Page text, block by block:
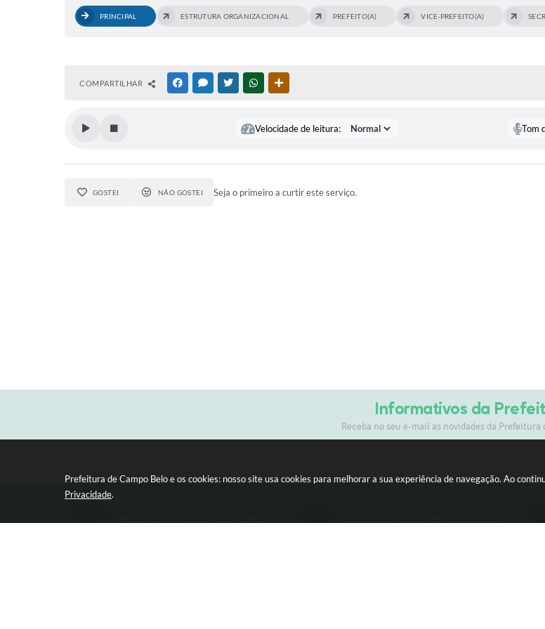
Prefeitura de Campo Belo e os cookies: nosso site usa cookies para melhorar a sua experiência de navegação. Ao
Privacidade.
PRINCIPAL ESTRUTURA ORGANIZACIONAL PREFEITO(A) VICE-PREFEITO(A)
COMPARTILHAR FACEBOOKMESSENGER
TWITTERWHATSAPP
Velocidade de leitura: Tom
GOSTEI NÃO GOSTEI Seja o primeiro a curtir este serviço.
Informativos da
Receba no seu e-mail as novidades da Prefeitura